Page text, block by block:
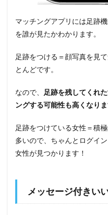
マッチングアプリには足跡
を誰が見たかわかります。
足跡をつける＝顔写真を見
とんどです。
なので、
足跡を残してくれ
ングする可能性も高くなり
足跡をつけている女性＝積
多いので、ちゃんとログイ
女性が見つかります！
メッセージ付きい